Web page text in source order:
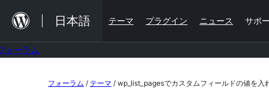
を
日本語 テーマ プラグイン ニュース サポ
ォーラム
フォーラム / テーマ / wp_list_pagesでカスタムフィールドの値を入